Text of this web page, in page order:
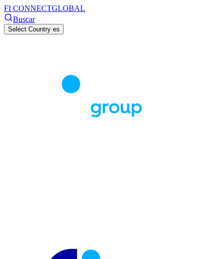
FI CONNECTGLOBAL
Buscar
Select Country es